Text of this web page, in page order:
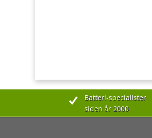
Batteri-specialister
siden år 2000